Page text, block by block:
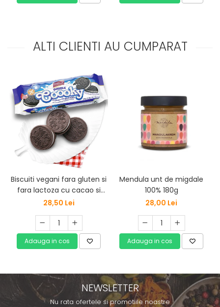
ALTI CLIENTI AU CUMPARAT
Biscuiti vegani fara gluten si
fara lactoza cu cacao si
crema de vanilie
28,50 Lei
Adauga in cos
Mendula unt de migdale
100% 180g
28,00 Lei
Adauga in cos
NEWSLETTER
Nu rata ofertele si promotiile noastre